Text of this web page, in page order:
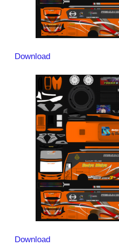
Download
Download